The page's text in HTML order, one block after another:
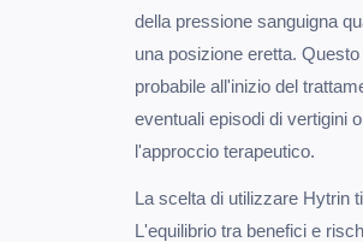
della pressione sanguigna
una posizione eretta.
probabile all'inizio del
eventuali episodi di vertigini
l'approccio terapeutico.
La scelta di utilizzare Hytrin
L'equilibrio tra benefici e